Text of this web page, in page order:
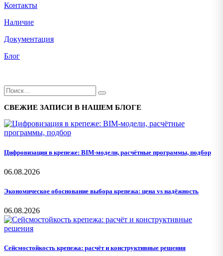
Контакты
Наличие
Документация
Блог
СВЕЖИЕ ЗАПИСИ В НАШЕМ БЛОГЕ
Цифровизация в крепеже: BIM-модели, расчётные программы, подбор
06.08.2026
Экономическое обоснование выбора крепежа: цена vs надёжность
06.08.2026
Сейсмостойкость крепежа: расчёт и конструктивные решения